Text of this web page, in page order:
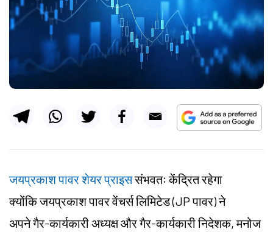
जयप्रकाश पावर शेयर प्राइससंभवतः केंद्रित रहेगा
क्योंकि जयप्रकाश पावर वेंचर्स लिमिटेड (JP पावर) ने
अपने गैर-कार्यकारी अध्यक्ष और गैर-कार्यकारी निदेशक, मनोज